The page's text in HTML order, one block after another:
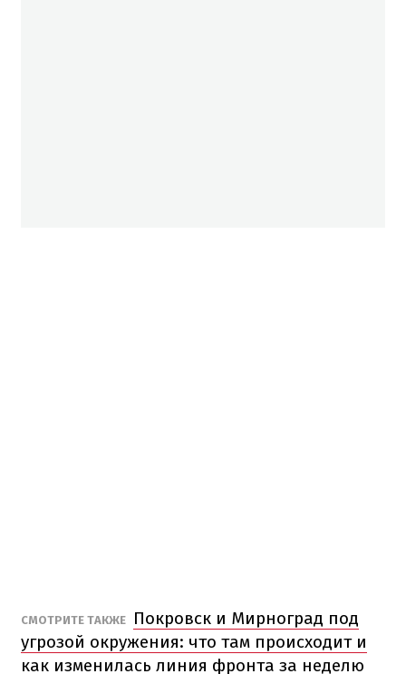
СМОТРИТЕ ТАКЖЕ
Покровск и Мирноград под
угрозой окружения: что там происходит и
как изменилась линия фронта за неделю